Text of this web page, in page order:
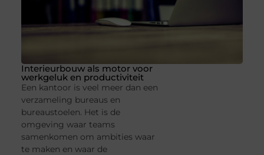
Interieurbouw als motor voor
werkgeluk en productiviteit
Een kantoor is veel meer dan een
verzameling bureaus en
bureaustoelen. Het is de
omgeving waar teams
samenkomen om ambities waar
te maken en waar de